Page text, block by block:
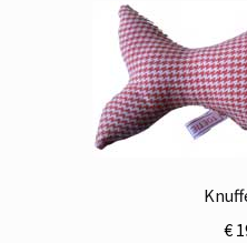
€